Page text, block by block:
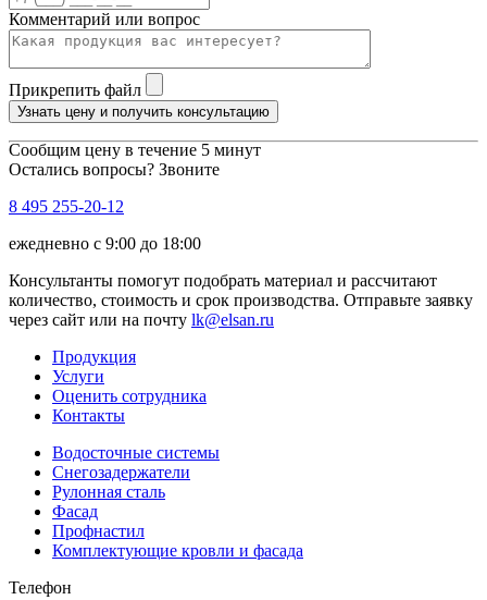
Комментарий или вопрос
Прикрепить файл
Узнать цену и получить консультацию
Сообщим цену в течение 5 минут
Остались вопросы? Звоните
8 495 255-20-12
ежедневно с 9:00 до 18:00
Консультанты помогут подобрать материал и рассчитают
количество, стоимость и срок производства. Отправьте заявку
через сайт или на почту lk@elsan.ru
Продукция
Услуги
Оценить сотрудника
Контакты
Водосточные системы
Снегозадержатели
Рулонная сталь
Фасад
Профнастил
Комплектующие кровли и фасада
Телефон